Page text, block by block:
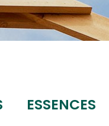
ESSENCES